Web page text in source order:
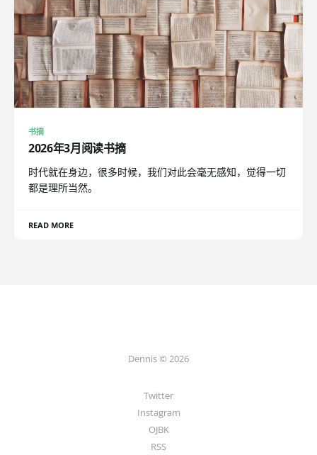
书摘
2026年3月阅读书摘
时代就在身边，很多时候，我们对此会毫无感知，觉得一切
都是理所当然。
READ MORE
Dennis © 2026
Twitter
Instagram
OJBK
RSS